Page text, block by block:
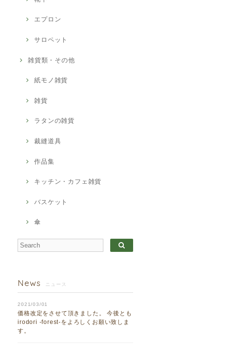
エプロン
サロペット
雑貨類・その他
紙モノ雑貨
雑貨
ラタンの雑貨
裁縫道具
作品集
キッチン・カフェ雑貨
バスケット
傘
News ニュース
2021/03/01
価格改定をさせて頂きました。 今後とも
irodori -forest-をよろしくお願い致しま
す。